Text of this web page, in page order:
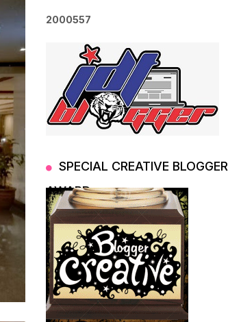
2000557
SPECIAL CREATIVE BLOGGER
AWARD